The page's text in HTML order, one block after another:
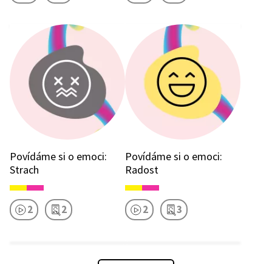
Povídáme si o emoci:
Strach
2 2
Povídáme si o emoci:
Radost
2 3